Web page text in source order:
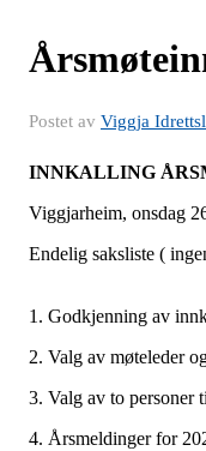
Postet av Viggja
INNKALLING
Viggjarheim, onsdag
Endelig saksliste (
1. Godkjenning av
2. Valg av møteleder
3. Valg av to personer
4. Årsmeldinger for